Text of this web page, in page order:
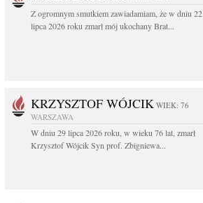
Z ogromnym smutkiem zawiadamiam, że w dniu 22
lipca 2026 roku zmarł mój ukochany Brat...
KRZYSZTOF WÓJCIK WIEK: 76
WARSZAWA
W dniu 29 lipca 2026 roku, w wieku 76 lat, zmarł
Krzysztof Wójcik Syn prof. Zbigniewa...